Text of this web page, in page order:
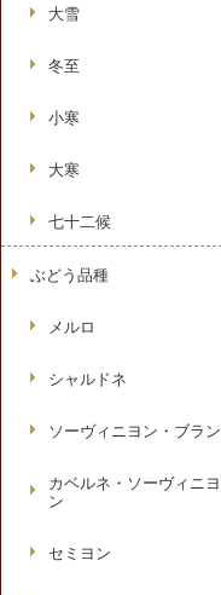
大雪
冬至
小寒
大寒
七十二候
ぶどう品種
メルロ
シャルドネ
ソーヴィニヨン・ブラン
カベルネ・ソーヴィニヨ
ン
セミヨン